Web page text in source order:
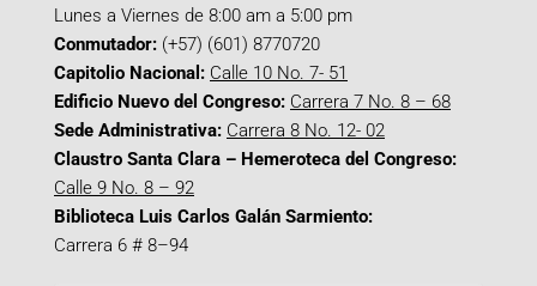
Lunes a Viernes de 8:00 am a 5:00 pm
Conmutador: (+57) (601) 8770720
Capitolio Nacional: Calle 10 No. 7- 51
Edificio Nuevo del Congreso: Carrera 7 No. 8 – 68
Sede Administrativa: Carrera 8 No. 12- 02
Claustro Santa Clara – Hemeroteca del Congreso:
Calle 9 No. 8 – 92
Biblioteca Luis Carlos Galán Sarmiento:
Carrera 6 # 8–94